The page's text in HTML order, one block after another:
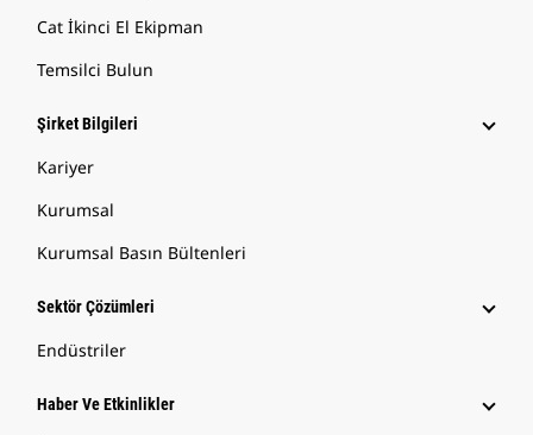
Cat İkinci El Ekipman
Temsilci Bulun
Şirket Bilgileri
Kariyer
Kurumsal
Kurumsal Basın Bültenleri
Sektör Çözümleri
Endüstriler
Haber Ve Etkinlikler